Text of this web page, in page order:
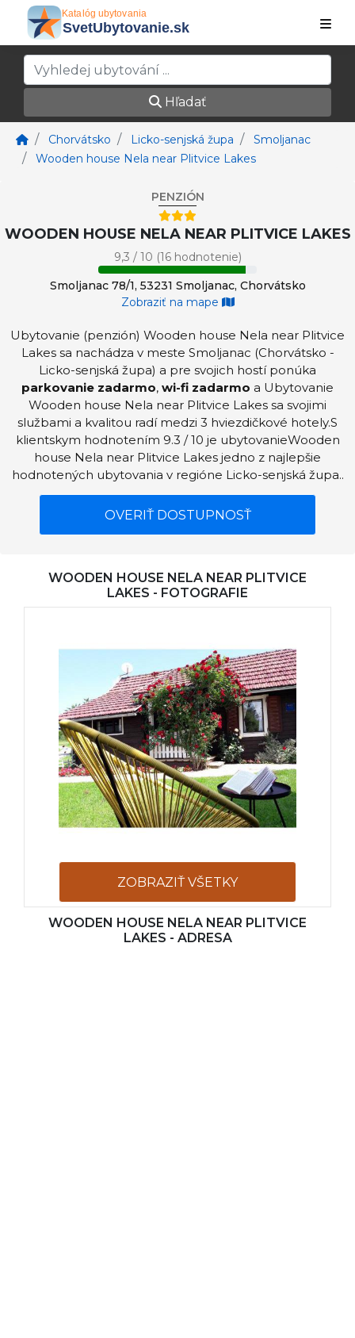
Hľadať
Chorvátsko Licko-senjská župa
Smoljanac
Wooden house Nela near Plitvice Lakes
PENZIÓN
WOODEN HOUSE NELA NEAR PLITVICE LAKES
9,3 / 10 (16 hodnotenie)
Smoljanac 78/1, 53231 Smoljanac, Chorvátsko
Zobraziť na mape
Ubytovanie (penzión) Wooden house Nela near Plitvice
Lakes sa nachádza v meste Smoljanac (Chorvátsko -
Licko-senjská župa) a pre svojich hostí ponúka
parkovanie zadarmo, wi-fi zadarmo a Ubytovanie
Wooden house Nela near Plitvice Lakes sa svojimi
službami a kvalitou radí medzi 3 hviezdičkové hotely.S
klientskym hodnotením 9.3 / 10 je ubytovanieWooden
house Nela near Plitvice Lakes jedno z najlepšie
hodnotených ubytovania v regióne Licko-senjská župa..
OVERIŤ DOSTUPNOSŤ
WOODEN HOUSE NELA NEAR PLITVICE
LAKES - FOTOGRAFIE
ZOBRAZIŤ VŠETKY
FOTOGRAFIE
WOODEN HOUSE NELA NEAR PLITVICE
LAKES - ADRESA